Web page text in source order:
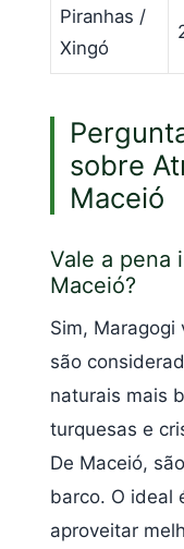
Piranhas /
Xingó
sobre
Maceió
Vale a pena
Maceió?
Sim, Maragogi
são
naturais mais
turquesas e
De Maceió,
barco. O ideal
aproveitar